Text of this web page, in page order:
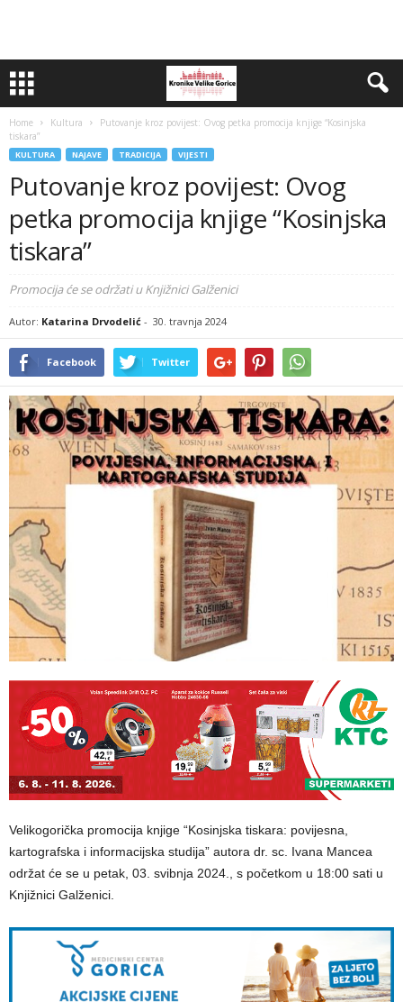
Home Kultura
Putovanje kroz povijest: Ovog petka promocija knjige “Kosinjska
tiskara”
KULTURA NAJAVE TRADICIJA VIJESTI
Putovanje kroz povijest: Ovog
petka promocija knjige “Kosinjska
tiskara”
Promocija će se održati u Knjižnici Galženici
Autor: Katarina Drvodelić - 30. travnja 2024
Facebook Twitter
Velikogorička promocija knjige “Kosinjska tiskara: povijesna,
kartografska i informacijska studija” autora dr. sc. Ivana Mancea
održat će se u petak, 03. svibnja 2024., s početkom u 18:00 sati u
Knjižnici Galženici.